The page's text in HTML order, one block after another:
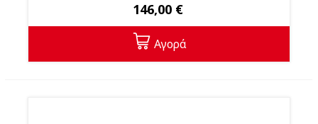
146,00 €
Αγορά